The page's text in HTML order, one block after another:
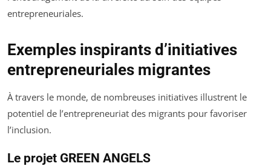
entrepreneuriales.
Exemples inspirants d’initiatives
entrepreneuriales migrantes
À travers le monde, de nombreuses initiatives illustrent le
potentiel de l’entrepreneuriat des migrants pour favoriser
l’inclusion.
Le projet GREEN ANGELS